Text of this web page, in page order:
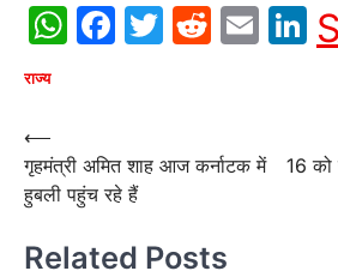
WhatsApp
Facebook
Twitter
Reddit
राज्य
Post
navigation
⟵
गृहमंत्री अमित शाह आज कर्नाटक में
हुबली पहुंच रहे हैं
16 को
Related Posts